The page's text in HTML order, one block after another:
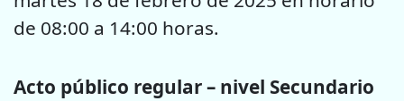
de 08:00 a 14:00 horas.
Acto público regular – nivel Secundario